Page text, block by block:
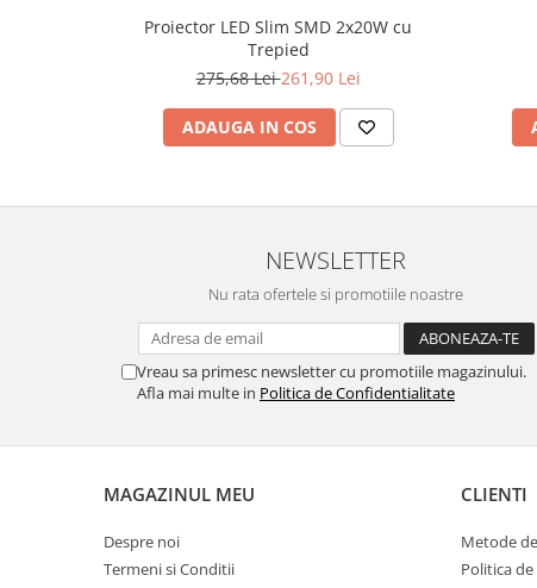
Proiector LED Slim SMD 2x20W cu
Trepied
275,68 Lei261,90 Lei
ADAUGA IN COS
NEWSLETTER
Nu rata ofertele si promotiile noastre
Vreau sa primesc newsletter cu promotiile magazinului.
Afla mai multe in Politica de Confidentialitate
MAGAZINUL MEU
Despre noi
Termeni si Conditii
CLIENTI
Metode
Politica